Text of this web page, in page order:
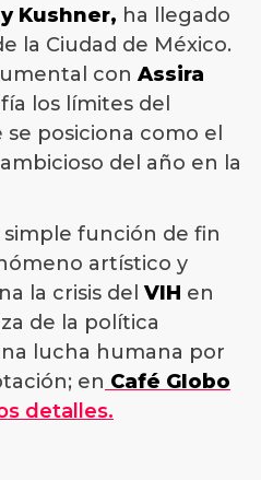
Kushner, ha llegado
la Ciudad de México.
con Assira
los límites del
posiciona como el
del año en la
simple función de fin
artístico y
la crisis del VIH en
de la política
lucha humana por
en Café Globo
detalles.